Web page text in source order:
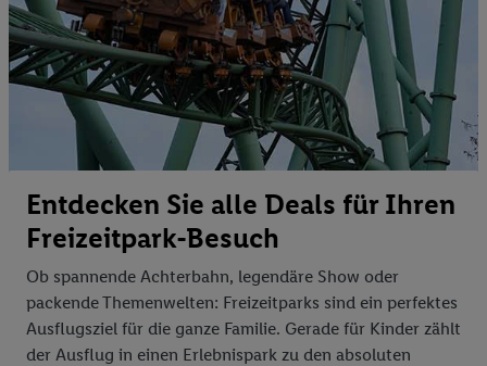
Entdecken Sie alle Deals für Ihren
Freizeitpark-Besuch
Ob spannende Achterbahn, legendäre Show oder
packende Themenwelten: Freizeitparks sind ein perfektes
Ausflugsziel für die ganze Familie. Gerade für Kinder zählt
der Ausflug in einen Erlebnispark zu den absoluten